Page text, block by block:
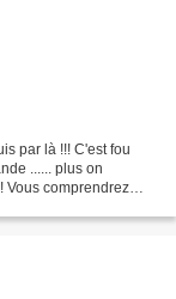
par là !!! C'est fou
...... plus on
Vous comprendrez